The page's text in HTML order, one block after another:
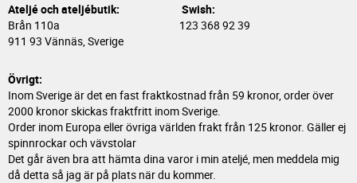
Ateljé och ateljébutik: Swish:
Brån 110a 123 368 92 39
911 93 Vännäs, Sverige
Övrigt:
Inom Sverige är det en fast fraktkostnad från 59 kronor, order över
2000 kronor skickas fraktfritt inom Sverige.
Order inom Europa eller övriga världen frakt från 125 kronor. Gäller ej
spinnrockar och vävstolar
Det går även bra att hämta dina varor i min ateljé, men meddela mig
då detta så jag är på plats när du kommer.